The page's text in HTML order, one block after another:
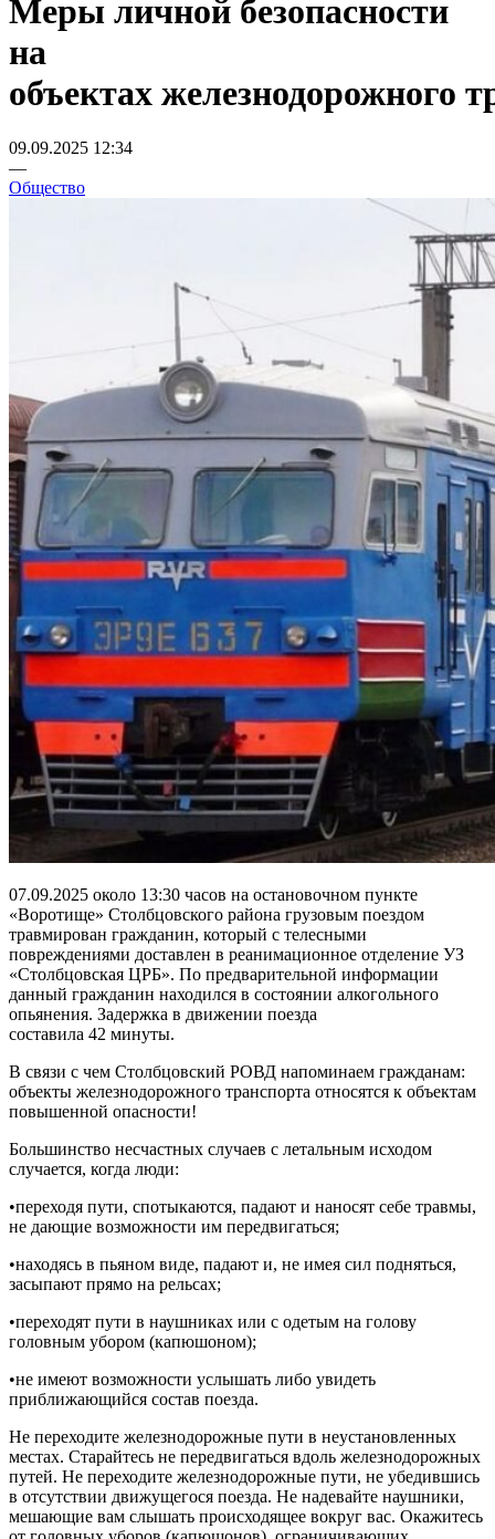
Меры личной безопасности
на
объектах железнодорожного
09.09.2025 12:34
—
Общество
07.09.2025 около 13:30 часов на остановочном пункте
«Воротище» Столбцовского района грузовым поездом
травмирован гражданин, который с телесными
повреждениями доставлен в реанимационное отделение УЗ
«Столбцовская ЦРБ». По предварительной информации
данный гражданин находился в состоянии алкогольного
опьянения. Задержка в движении поезда
составила 42 минуты.
В связи с чем Столбцовский РОВД напоминаем гражданам:
объекты железнодорожного транспорта относятся к объектам
повышенной опасности!
Большинство несчастных случаев с летальным исходом
случается, когда люди:
•​переходя пути, спотыкаются, падают и наносят себе травмы,
не дающие возможности им передвигаться;
•​находясь в пьяном виде, падают и, не имея сил подняться,
засыпают прямо на рельсах;
•​переходят пути в наушниках или с одетым на голову
головным убором (капюшоном);
•​не имеют возможности услышать либо увидеть
приближающийся состав поезда.
Не переходите железнодорожные пути в неустановленных
местах. Старайтесь не передвигаться вдоль железнодорожных
путей. Не переходите железнодорожные пути, не убедившись
в отсутствии движущегося поезда. Не надевайте наушники,
мешающие вам слышать происходящее вокруг вас. Окажитесь